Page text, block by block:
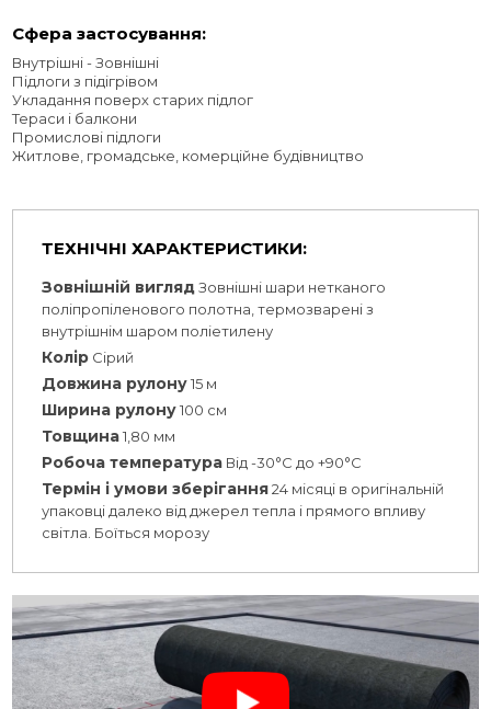
Сфера застосування:
Внутрішні - Зовнішні
Підлоги з підігрівом
Укладання поверх старих підлог
Тераси і балкони
Промислові підлоги
Житлове, громадське, комерційне будівництво
ТЕХНІЧНІ ХАРАКТЕРИСТИКИ:
Зовнішній виглядЗовнішні шари нетканого
поліпропіленового полотна, термозварені з
внутрішнім шаром поліетилену
Колір Сірий
Довжина рулону15 м
Ширина рулону100 см
Товщина1,80 мм
Робоча температура Від -30°C до +90°C
Термін і умови зберігання24 місяці в оригінальній
упаковці далеко від джерел тепла і прямого впливу
світла. Боїться морозу